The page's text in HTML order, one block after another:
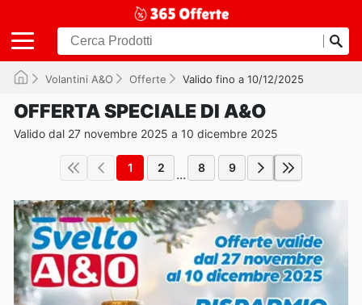
Volantini A&O Offerte Valido fino a 10/12/2025
OFFERTA SPECIALE DI A&O
Valido dal 27 novembre 2025 a 10 dicembre 2025
1 2 ... 8 9